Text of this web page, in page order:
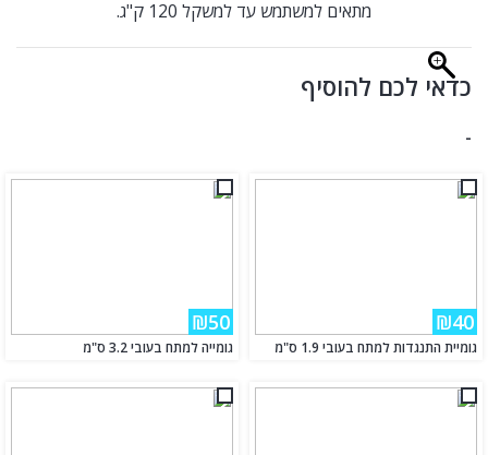
מתאים למשתמש עד למשקל 120 ק"ג.
כדאי לכם להוסיף
-
₪40
גומיית התנגדות למתח בעובי 1.9 ס"מ
₪50
גומייה למתח בעובי 3.2 ס"מ